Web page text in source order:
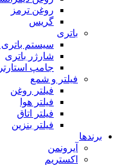
روغن ترمز
گریس
باتری
سیستم باتری
شارژر باتری
جامپ استارتر
فیلتر و شمع
فیلتر روغن
فیلتر هوا
فیلتر اتاق
فیلتر بنزین
برندها
آیرونمن
اکستریم